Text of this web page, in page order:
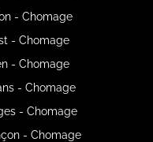
- Chomage
- Chomage
- Chomage
- Chomage
- Chomage
- Chomage